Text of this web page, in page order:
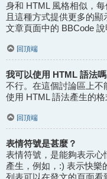
身和 HTML 風格相似，
且這種方式提供更多的
文章頁面中的 BBCode 說
回頂端
我可以使用 HTML 語法嗎
不行。在這個討論區上不
使用 HTML 語法產生的
回頂端
表情符號是甚麼？
表情符號，是能夠表示
產生，例如，:) 表示快樂